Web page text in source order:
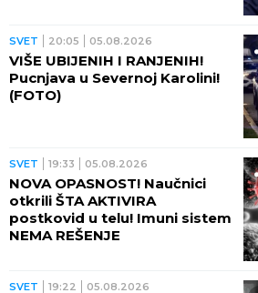
SVET 20:05 05.08.2026
VIŠE UBIJENIH I RANJENIH!
Pucnjava u Severnoj Karolini!
(FOTO)
SVET 19:33 05.08.2026
NOVA OPASNOST! Naučnici
otkrili ŠTA AKTIVIRA
postkovid u telu! Imuni sistem
NEMA REŠENJE
SVET 19:22 05.08.2026